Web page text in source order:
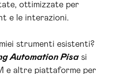
ottimizzate per
e le interazioni.
strumenti esistenti?
Automation Pisasi
e altre piattaforme per